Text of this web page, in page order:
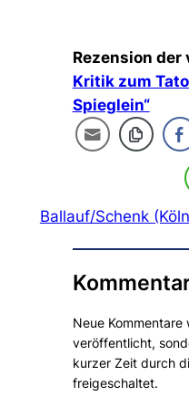
Rezension der
Kritik zum
Spieglein“
Ballauf/Schenk
Neue
veröffentlicht,
kurzer Zeit durch
freigeschaltet.